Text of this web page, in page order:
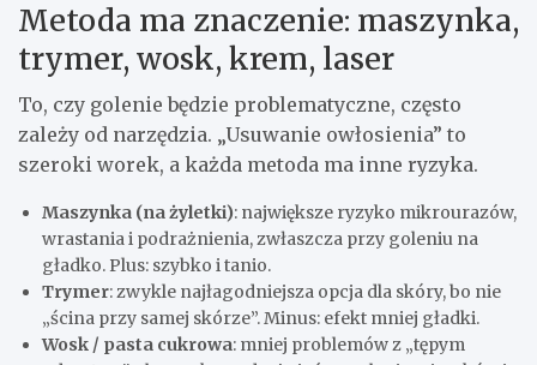
Metoda ma znaczenie: maszynka,
trymer, wosk, krem, laser
To, czy golenie będzie problematyczne, często
zależy od narzędzia. „Usuwanie owłosienia” to
szeroki worek, a każda metoda ma inne ryzyka.
Maszynka (na żyletki): największe ryzyko mikrourazów,
wrastania i podrażnienia, zwłaszcza przy goleniu na
gładko. Plus: szybko i tanio.
Trymer: zwykle najłagodniejsza opcja dla skóry, bo nie
„ścina przy samej skórze”. Minus: efekt mniej gładki.
Wosk / pasta cukrowa: mniej problemów z „tępym